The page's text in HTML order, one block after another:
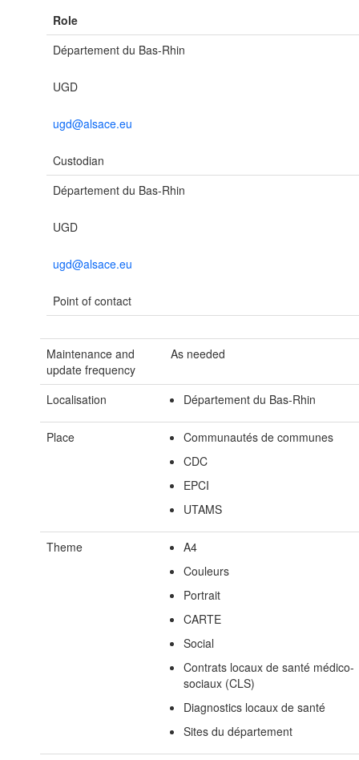
Role
Département du Bas-Rhin
UGD
ugd@alsace.eu
Custodian
Département du Bas-Rhin
UGD
ugd@alsace.eu
Point of contact
Maintenance and
update frequency
As needed
Localisation Département du Bas-Rhin
Place
Communautés de communes
CDC
EPCI
UTAMS
Theme
A4
Couleurs
Portrait
CARTE
Social
Contrats locaux de santé médico-
sociaux (CLS)
Diagnostics locaux de santé
Sites du département